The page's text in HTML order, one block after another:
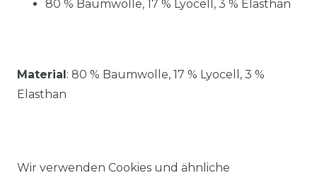
80 % Baumwolle, 17 % Lyocell, 3 % Elasthan
Material: 80 % Baumwolle, 17 % Lyocell, 3 %
Elasthan
Wir verwenden Cookies und ähnliche